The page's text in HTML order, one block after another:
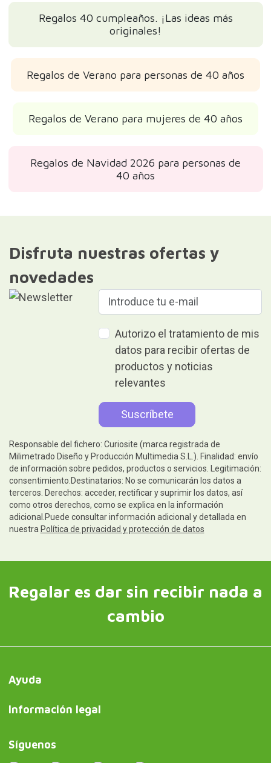
Regalos 40 cumpleaños. ¡Las ideas más
originales!
Regalos de Verano para personas de 40 años
Regalos de Verano para mujeres de 40 años
Regalos de Navidad 2026 para personas de
40 años
Disfruta nuestras ofertas y
novedades
Autorizo el tratamiento de mis
datos para recibir ofertas de
productos y noticias
relevantes
Responsable del fichero: Curiosite (marca registrada de
Milimetrado Diseño y Producción Multimedia S.L.). Finalidad: envío
de información sobre pedidos, productos o servicios. Legitimación:
consentimiento.Destinatarios: No se comunicarán los datos a
terceros. Derechos: acceder, rectificar y suprimir los datos, así
como otros derechos, como se explica en la información
adicional.Puede consultar información adicional y detallada en
nuestra Política de privacidad y protección de datos
Regalar es dar sin recibir nada a
cambio
Ayuda
Información legal
Síguenos